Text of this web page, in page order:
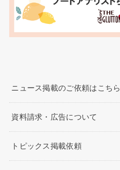
ニュース掲載のご依頼はこちら
資料請求・広告について
トピックス掲載依頼